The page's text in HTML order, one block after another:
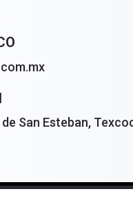
San Esteban,